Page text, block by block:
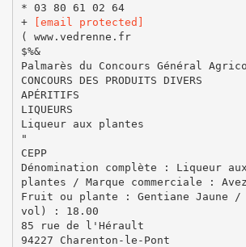
* 03 80 61 02 64
+
[email protected]
( www.vedrenne.fr
$%&
Palmarès du Concours Général
CONCOURS DES PRODUITS DIVERS
APÉRITIFS
LIQUEURS
Liqueur aux plantes
"
CEPP
Dénomination complète : Liqueur aux
plantes / Marque commerciale :
Fruit ou plante : Gentiane Jaune /
vol) : 18.00
85 rue de l'Hérault
94227 Charenton-le-Pont